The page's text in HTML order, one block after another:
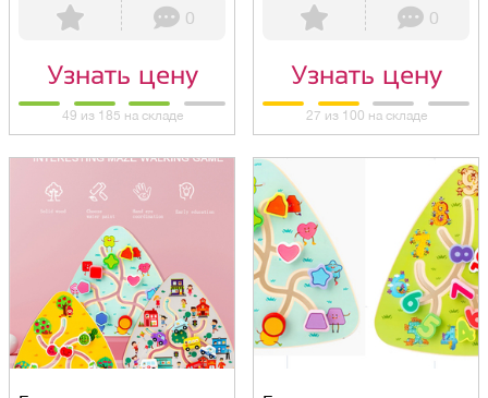
0
Узнать цену
49 из 185 на складе
0
Узнать цену
27 из 100 на складе